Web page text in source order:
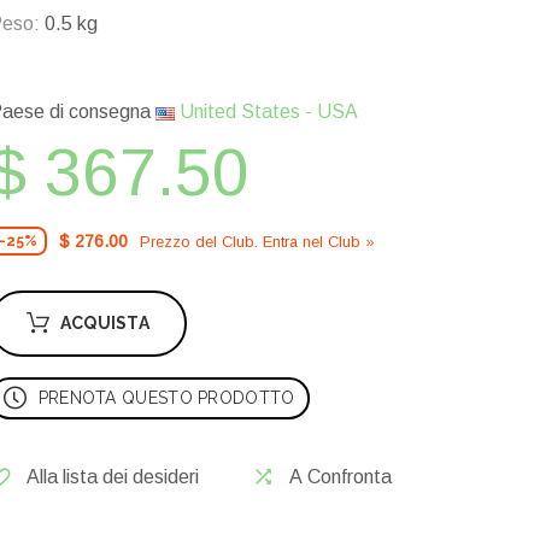
0.5 kg
di consegna United States - USA
367.50
-25% $ 276.00 Prezzo del Сlub. Entra nel Сlub »
ACQUISTA
PRENOTA QUESTO PRODOTTO
Alla lista dei desideri A Confronta